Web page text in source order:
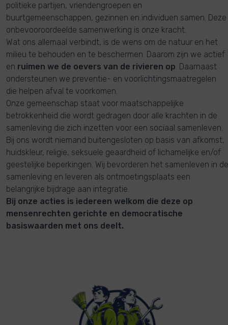
politieke partijen, vriendengroepen en
buurtgemeenschappen, gezinnen en individuen samen. Deze
onbevooroordeelde samenwerking is onze kracht.
Wat ons allemaal verbindt, is de wens om de natuur en het
milieu te behouden en te beschermen. Daarom zijn we actief
en ruimen we de oevers van de rivieren op. Daarnaast
ondersteunen we preventie- en voorlichtingsmaatregelen
die helpen afval te voorkomen.
Onze gemeenschap staat voor maatschappelijke
betrokkenheid die wordt gedragen door alle krachten in de
samenleving die zich inzetten voor een sociaal samenleven.
Bij ons wordt niemand buitengesloten op basis van afkomst,
huidskleur, religie, seksuele geaardheid of lichamelijke en/of
geestelijke beperkingen. Wij bevorderen het samenleven in de
samenleving en leveren als ontmoetingsplaats een
belangrijke bijdrage aan integratie.
Bij onze acties is iedereen welkom die deze op
mensenrechten gerichte en democratische
basiswaarden met ons deelt.